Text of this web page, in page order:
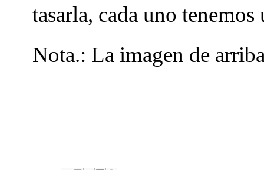
tasarla, cada uno
Nota.: La imagen de